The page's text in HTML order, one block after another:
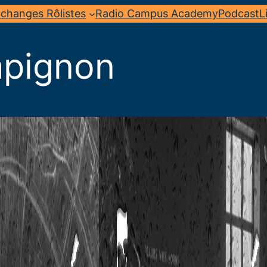
Rôlistes Radio Campus AcademyPodcast